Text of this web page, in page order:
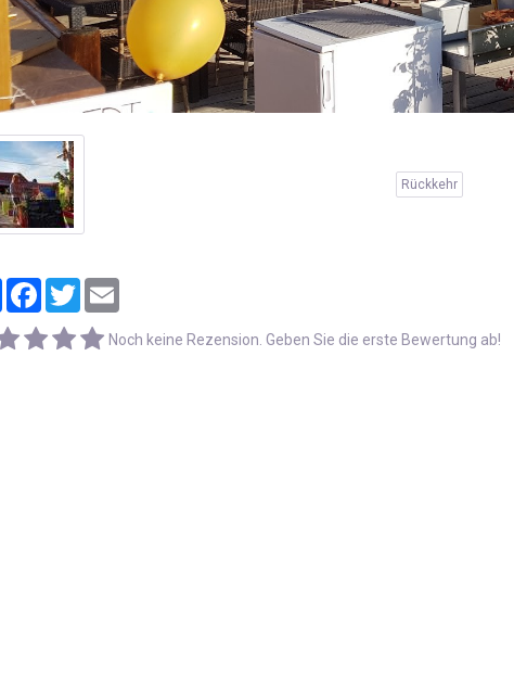
Rückkehr
PartagerFacebook
TwitterEmail
Noch keine Rezension. Geben Sie die erste Bewertung ab!